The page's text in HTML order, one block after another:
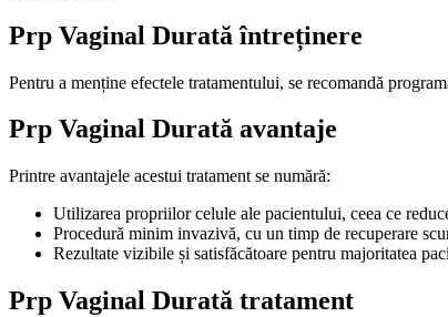
Prp Vaginal Durată întreținere
Pentru a menține efectele tratamentului, se recomandă
Prp Vaginal Durată avantaje
Printre avantajele acestui tratament se numără:
Utilizarea propriilor celule ale pacientului, ceea ce
Procedură minim invazivă, cu un timp de recuperare
Rezultate vizibile și satisfăcătoare pentru majoritatea
Prp Vaginal Durată tratament